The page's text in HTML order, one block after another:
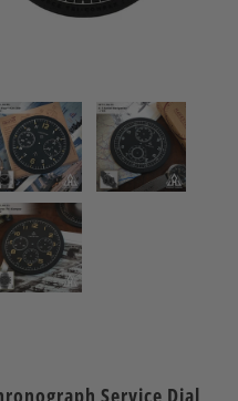
Service Dial